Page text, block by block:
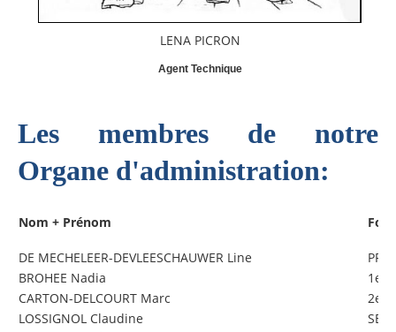
LENA PICRON
Agent Technique
Les membres de notre
Organe d'administration:
Nom + Prénom
DE MECHELEER-DEVLEESCHAUWER Line
BROHEE Nadia
1ere
CARTON-DELCOURT Marc
2e
LOSSIGNOL Claudine